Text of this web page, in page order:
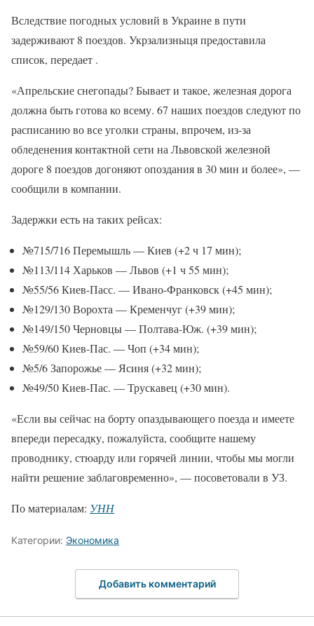
Вследствие погодных условий в Украине в пути
задерживают 8 поездов. Укрзализныця предоставила
список, передает .
«Апрельские снегопады? Бывает и такое, железная дорога
должна быть готова ко всему. 67 наших поездов следуют по
расписанию во все уголки страны, впрочем, из-за
обледенения контактной сети на Львовской железной
дороге 8 поездов догоняют опоздания в 30 мин и более», —
сообщили в компании.
Задержки есть на таких рейсах:
№715/716 Перемышль — Киев (+2 ч 17 мин);
№113/114 Харьков — Львов (+1 ч 55 мин);
№55/56 Киев-Пасс. — Ивано-Франковск (+45 мин);
№129/130 Ворохта — Кременчуг (+39 мин);
№149/150 Черновцы — Полтава-Юж. (+39 мин);
№59/60 Киев-Пас. — Чоп (+34 мин);
№5/6 Запорожье — Ясиня (+32 мин);
№49/50 Киев-Пас. — Трускавец (+30 мин).
«Если вы сейчас на борту опаздывающего поезда и имеете
впереди пересадку, пожалуйста, сообщите нашему
проводнику, стюарду или горячей линии, чтобы мы могли
найти решение заблаговременно», — посоветовали в УЗ.
По материалам: УНН
Категории: Экономика
Добавить комментарий